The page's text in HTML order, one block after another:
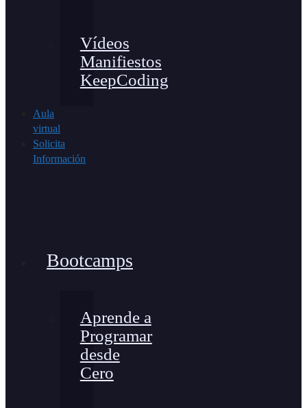
Vídeos
Manifiestos
KeepCoding
Aula
virtual
Solicita
Información
Bootcamps
Aprende a
Programar
desde
Cero